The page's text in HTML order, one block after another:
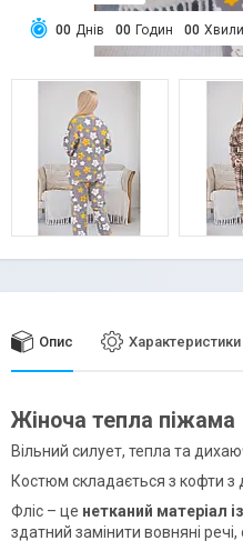
00 Днів 00 Годин 00
Опис Характеристики
Жіноча тепла піжама
Вільний силует, тепла та
Костюм складається з кофти
Фліс – це нетканий матеріал
здатний замінити вовняні